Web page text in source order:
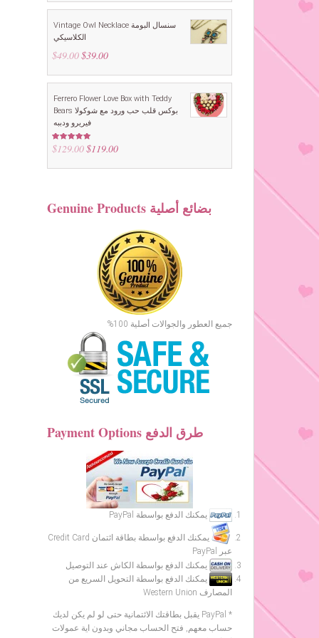
Vintage Owl Necklace سنسال البومة
الكلاسيكي
$49.00 Original
was:
$39.00Current
is:
Ferrero Flower Love Box with Teddy
Bears بوكس قلب حب ورود مع شوكولا
فيريرو ودببه
Rated 5.00
out of 5
$129.00 Original
was:
$119.00Current
is:
Genuine Products بضائع أصلية
جميع العطور والجوالات أصلية 100%
Payment Options طرق الدفع
يمكنك الدفع بواسطة PayPal
يمكنك الدفع بواسطة بطاقة ائتمان Credit Card
عبر PayPal
يمكنك الدفع بواسطة الكاش عند التوصيل
يمكنك الدفع بواسطة التحويل السريع من
المصارف Western Union
* PayPal يقبل بطاقتك الائتمانية حتى لو لم يكن لديك
حساب معهم, فتح الحساب مجاني وبدون اية عمولات